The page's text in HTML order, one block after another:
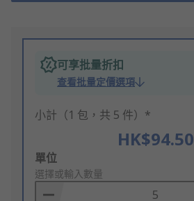
可享批量折扣
查看批量定價選項
小計（1 包，共 5 件）*
HK$94.50
Add
to
Basket
單位
選擇或輸入數量